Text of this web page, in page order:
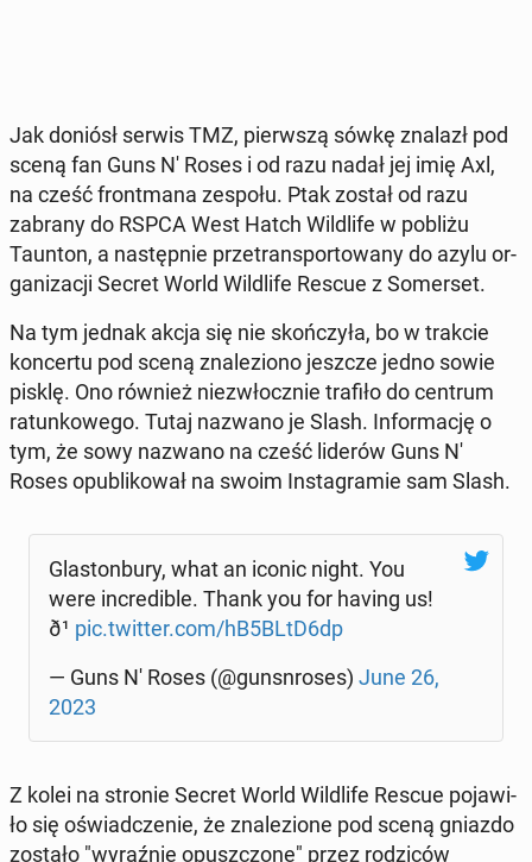
Jak doniósł serwis TMZ, pierw­szą sówkę znalazł pod
sceną fan Guns N' Roses i od razu nadał jej imię Axl,
na cześć front­ma­na zespołu. Ptak został od razu
zabrany do RSPCA West Hatch Wil­dli­fe w pobliżu
Taunton, a na­stęp­nie prze­trans­por­to­wa­ny do azylu or­
ga­ni­za­cji Secret World Wil­dli­fe Rescue z So­mer­set.
Na tym jednak akcja się nie skoń­czy­ła, bo w trakcie
kon­cer­tu pod sceną zna­le­zio­no jeszcze jedno sowie
pisklę. Ono również nie­zwłocz­nie trafiło do centrum
ra­tun­ko­we­go. Tutaj nazwano je Slash. In­for­ma­cję o
tym, że sowy nazwano na cześć liderów Guns N'
Roses opu­bli­ko­wał na swoim In­sta­gra­mie sam Slash.
Gla­ston­bu­ry, what an iconic night. You
were in­cre­di­ble. Thank you for having us!
ð¹ pic.twitter.com/hB5BLtD6dp
— Guns N' Roses (@gun­sn­ro­ses) June 26,
2023
Z kolei na stronie Secret World Wil­dli­fe Rescue po­ja­wi­
ło się oświad­cze­nie, że zna­le­zio­ne pod sceną gniazdo
zostało "wy­raź­nie opusz­czo­ne" przez ro­dzi­ców